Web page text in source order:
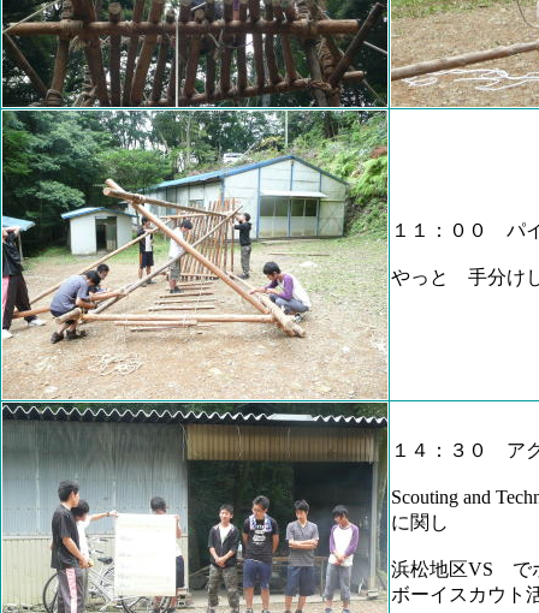
１１：００ パ
やっと 手分け
１４：３０ ア
Scouting and
に関し
浜松地区VS で
ボーイスカウト